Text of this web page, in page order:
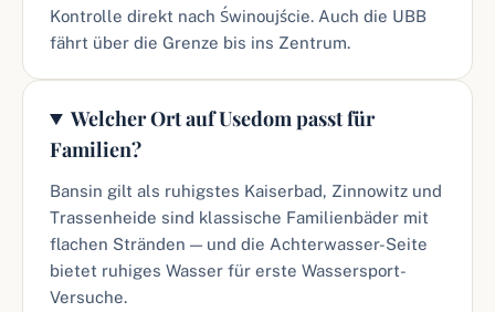
Kontrolle direkt nach Świnoujście. Auch die UBB
fährt über die Grenze bis ins Zentrum.
Welcher Ort auf Usedom passt für
Familien?
Bansin gilt als ruhigstes Kaiserbad, Zinnowitz und
Trassenheide sind klassische Familienbäder mit
flachen Stränden — und die Achterwasser-Seite
bietet ruhiges Wasser für erste Wassersport-
Versuche.